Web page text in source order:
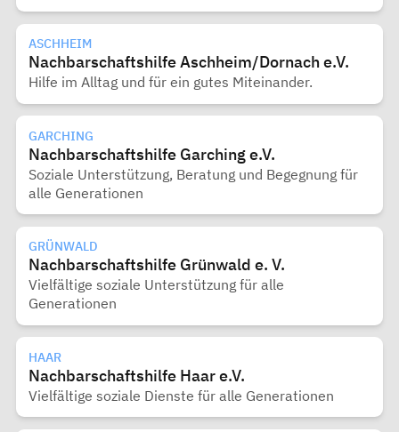
ASCHHEIM
Nachbarschaftshilfe Aschheim/Dornach e.V.
Hilfe im Alltag und für ein gutes Miteinander.
GARCHING
Nachbarschaftshilfe Garching e.V.
Soziale Unterstützung, Beratung und Begegnung für
alle Generationen
GRÜNWALD
Nachbarschaftshilfe Grünwald e. V.
Vielfältige soziale Unterstützung für alle
Generationen
HAAR
Nachbarschaftshilfe Haar e.V.
Vielfältige soziale Dienste für alle Generationen